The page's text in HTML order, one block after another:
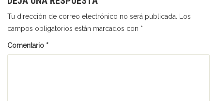
Tu dirección de correo electrónico no será publicada.
Los
campos obligatorios están marcados con *
Comentario *